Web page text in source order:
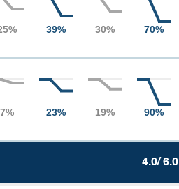
4.0/ 6.0